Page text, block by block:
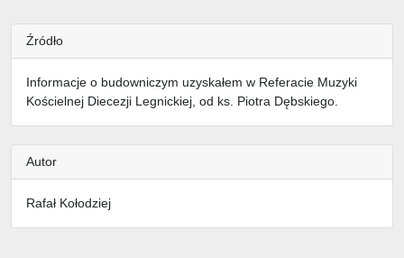
Źródło
Informacje o budowniczym uzyskałem w Referacie Muzyki
Kościelnej Diecezji Legnickiej, od ks. Piotra Dębskiego.
Autor
Rafał Kołodziej